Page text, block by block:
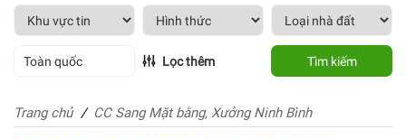
Toàn quốc Lọc thêm Tìm kiếm
Trang chủ CC Sang Mặt bằng, Xưởng Ninh Bình